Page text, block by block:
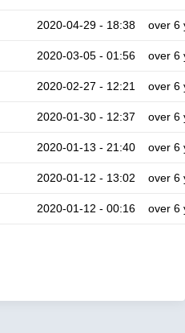
2020-04-29 - 18:38 over 6
2020-03-05 - 01:56 over 6
2020-02-27 - 12:21 over 6
2020-01-30 - 12:37 over 6
2020-01-13 - 21:40 over 6
2020-01-12 - 13:02 over 6
2020-01-12 - 00:16 over 6